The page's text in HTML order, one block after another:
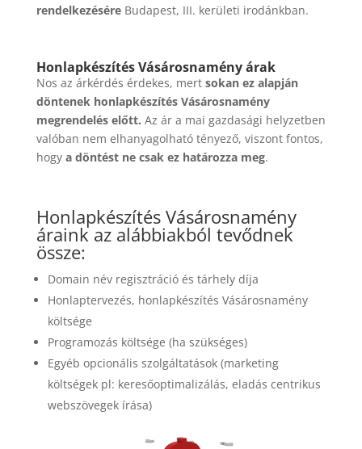
rendelkezéséreBudapest, III. kerületi irodánkban.
Honlapkészítés Vásárosnamény árak
Nos az árkérdés érdekes, mert sokan ez alapján
döntenek honlapkészítés Vásárosnamény
megrendelés előtt. Az ár a mai gazdasági helyzetben
valóban nem elhanyagolható tényező, viszont fontos,
hogy a döntést ne csak ez határozza meg.
Honlapkészítés Vásárosnamény
áraink az alábbiakból tevődnek
össze:
Domain név regisztráció és tárhely díja
Honlaptervezés, honlapkészítés Vásárosnamény
költsége
Programozás költsége (ha szükséges)
Egyéb opcionális szolgáltatások (marketing
költségek pl: keresőoptimalizálás, eladás centrikus
webszövegek írása)